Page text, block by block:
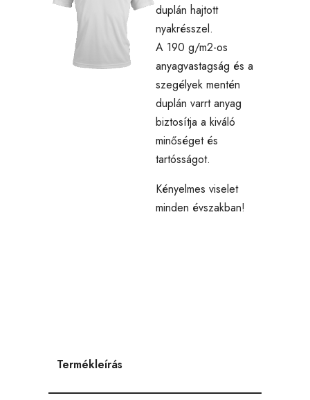
duplán hajtott
nyakrésszel.
A 190 g/m2-os
anyagvastagság és a
szegélyek mentén
duplán varrt anyag
biztosítja a kiváló
minőséget és
tartósságot.
Kényelmes viselet
minden évszakban!
Termékleírás